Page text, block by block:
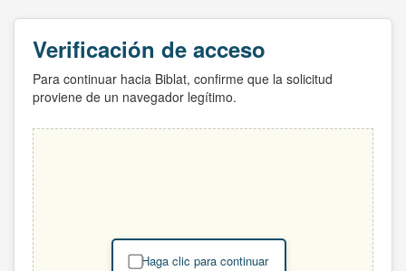
Verificación de acceso
Para continuar hacia Biblat, confirme que la solicitud
proviene de un navegador legítimo.
Haga clic para continuar